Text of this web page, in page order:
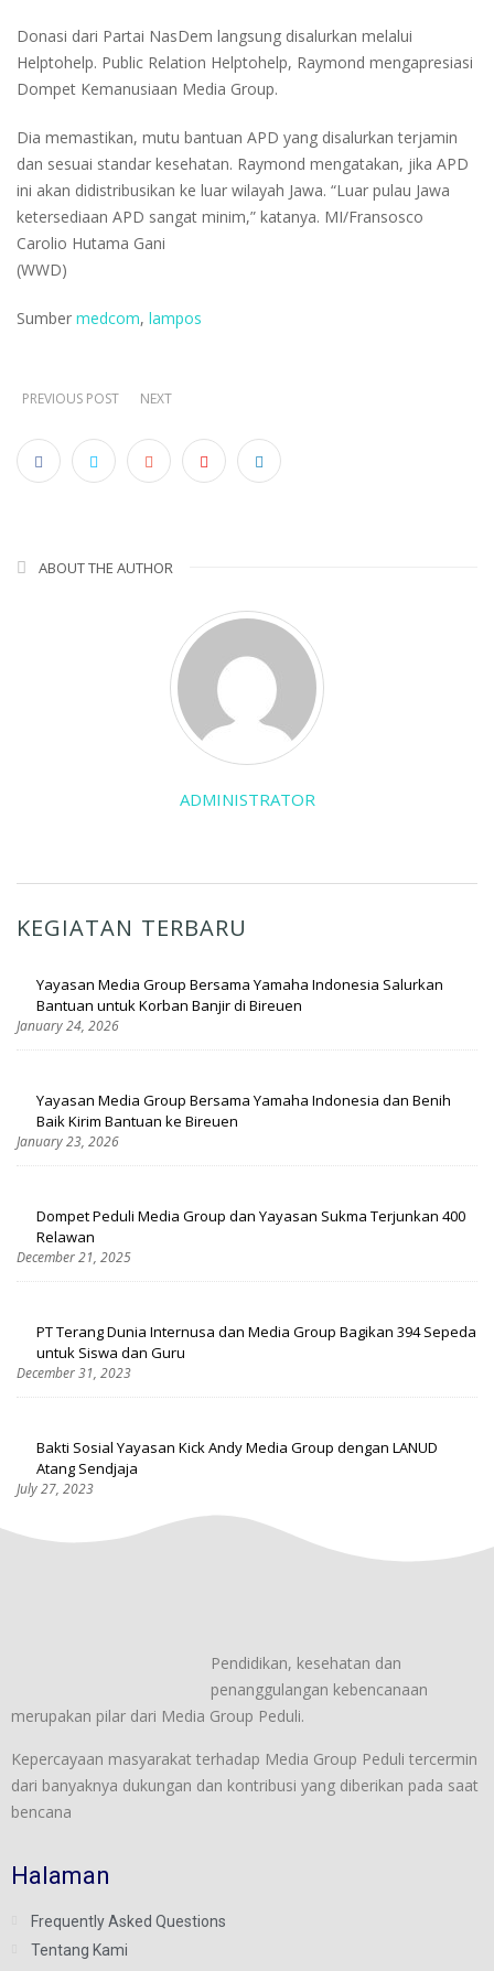
Donasi dari Partai NasDem langsung disalurkan melalui
Helptohelp. Public Relation Helptohelp, Raymond mengapresiasi
Dompet Kemanusiaan Media Group.
Dia memastikan, mutu bantuan APD yang disalurkan terjamin
dan sesuai standar kesehatan. Raymond mengatakan, jika APD
ini akan didistribusikan ke luar wilayah Jawa. “Luar pulau Jawa
ketersediaan APD sangat minim,” katanya. MI/Fransosco
Carolio Hutama Gani
(WWD)
Sumber medcom, lampos
PREVIOUS POST NEXT
ABOUT THE AUTHOR
ADMINISTRATOR
KEGIATAN TERBARU
Yayasan Media Group Bersama Yamaha Indonesia Salurkan
Bantuan untuk Korban Banjir di Bireuen
January 24, 2026
Yayasan Media Group Bersama Yamaha Indonesia dan Benih
Baik Kirim Bantuan ke Bireuen
January 23, 2026
Dompet Peduli Media Group dan Yayasan Sukma Terjunkan 400
Relawan
December 21, 2025
PT Terang Dunia Internusa dan Media Group Bagikan 394 Sepeda
untuk Siswa dan Guru
December 31, 2023
Bakti Sosial Yayasan Kick Andy Media Group dengan LANUD
Atang Sendjaja
July 27, 2023
Pendidikan, kesehatan dan
penanggulangan kebencanaan
merupakan pilar dari Media Group Peduli.
Kepercayaan masyarakat terhadap Media Group Peduli tercermin
dari banyaknya dukungan dan kontribusi yang diberikan pada saat
bencana
Halaman
Frequently Asked Questions
Tentang Kami